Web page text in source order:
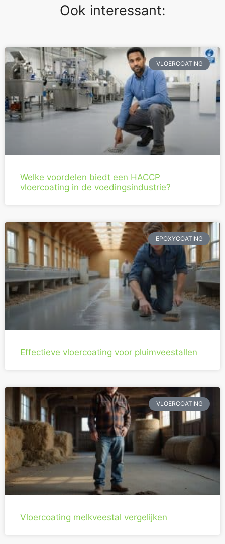
Ook interessant:
VLOERCOATING
Welke voordelen biedt een HACCP
vloercoating in de voedingsindustrie?
EPOXYCOATING
Effectieve vloercoating voor pluimveestallen
VLOERCOATING
Vloercoating melkveestal vergelijken